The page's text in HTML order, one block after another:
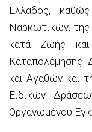
Ελλάδος,
Ναρκωτικών,
κατά Ζωής και
Καταπολέμησης
και Αγαθών και
Ειδικών
Οργανωμένου